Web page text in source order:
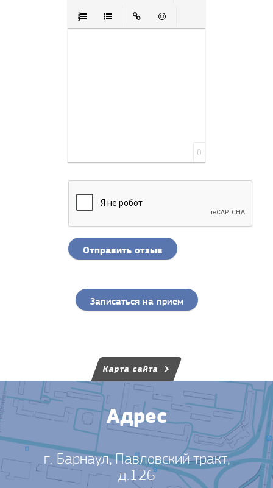
Нумерованный список
Маркированный список
Вставить ссылку
Вставить смайлик
0
Отправить отзыв
Записаться на прием
Карта сайта
Адрес
г. Барнаул, Павловский тракт,
д.126